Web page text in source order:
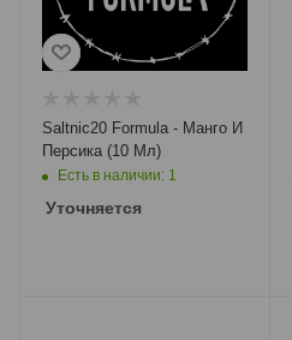
Saltnic20 Formula - Манго И
Персика (10 Мл)
Есть в наличии: 1
Уточняется